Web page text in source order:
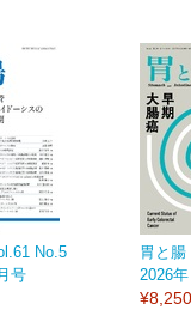
No.5
号
胃と
2026年
¥8,250